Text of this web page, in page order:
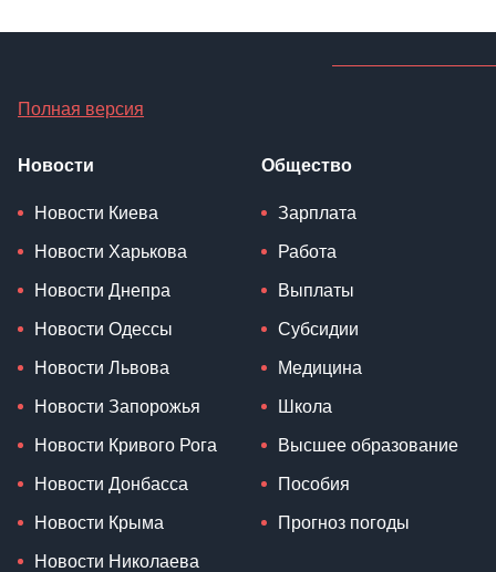
Полная версия
Новости
Новости Киева
Новости Харькова
Новости Днепра
Новости Одессы
Новости Львова
Новости Запорожья
Новости Кривого Рога
Новости Донбасса
Новости Крыма
Новости Николаева
Общество
Зарплата
Работа
Выплаты
Субсидии
Медицина
Школа
Высшее образование
Пособия
Прогноз погоды